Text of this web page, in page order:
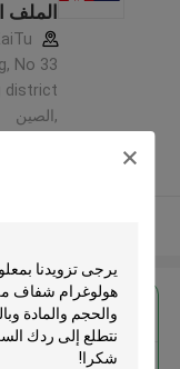
الملف
No 33
district
,الصين